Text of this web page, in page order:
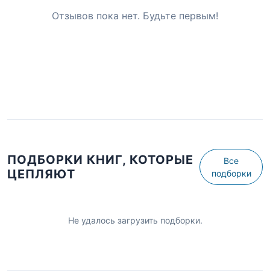
Отзывов пока нет. Будьте первым!
ПОДБОРКИ КНИГ, КОТОРЫЕ
ЦЕПЛЯЮТ
Все
подборки
Не удалось загрузить подборки.